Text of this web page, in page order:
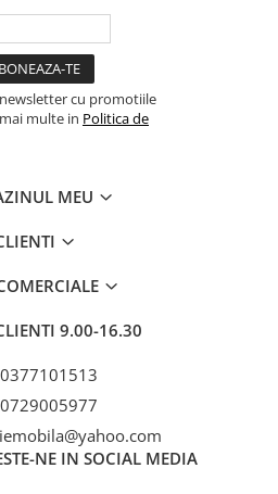
cu promotiile
multe in Politica de
MEU
9.00-16.30
0377101513
0729005977
NE IN SOCIAL MEDIA